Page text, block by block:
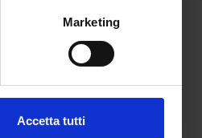
metro,Marketing
Accetta tutti